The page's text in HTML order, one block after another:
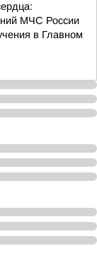
МЧС России
в Главном